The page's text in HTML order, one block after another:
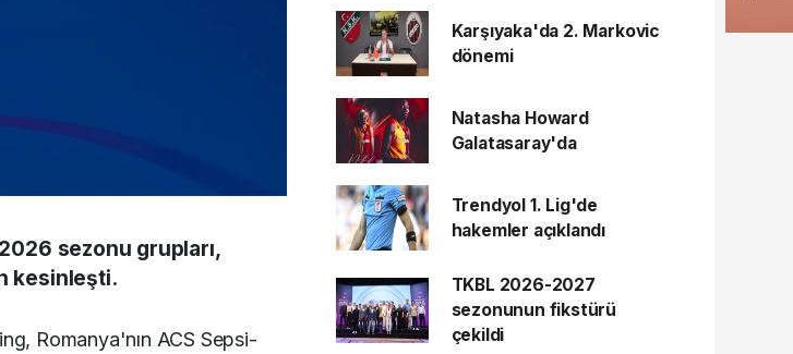
sezonu grupları,
kesinleşti.
Romanya'nın ACS Sepsi-
Karşıyaka'da 2. Markovic
dönemi
Natasha Howard
Galatasaray'da
Trendyol 1. Lig'de
hakemler açıklandı
TKBL 2026-2027
sezonunun fikstürü
çekildi